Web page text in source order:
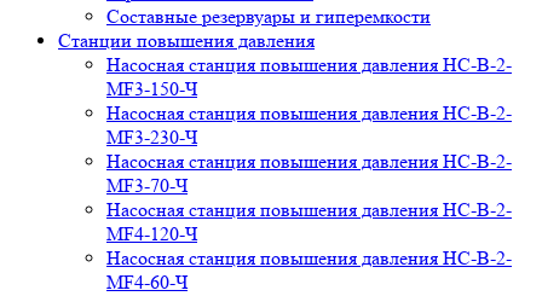
Составные резервуары и гиперемкости
Станции повышения давления
Насосная станция повышения давления НС-В-2-
MF3-150-Ч
Насосная станция повышения давления НС-В-2-
MF3-230-Ч
Насосная станция повышения давления НС-В-2-
MF3-70-Ч
Насосная станция повышения давления НС-В-2-
MF4-120-Ч
Насосная станция повышения давления НС-В-2-
MF4-60-Ч